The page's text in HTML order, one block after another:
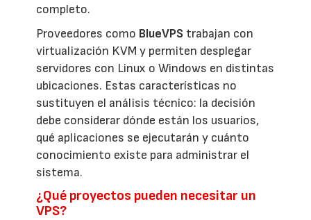
completo.
Proveedores como BlueVPS trabajan con
virtualización KVM y permiten desplegar
servidores con Linux o Windows en distintas
ubicaciones. Estas características no
sustituyen el análisis técnico: la decisión
debe considerar dónde están los usuarios,
qué aplicaciones se ejecutarán y cuánto
conocimiento existe para administrar el
sistema.
¿Qué proyectos pueden necesitar un
VPS?